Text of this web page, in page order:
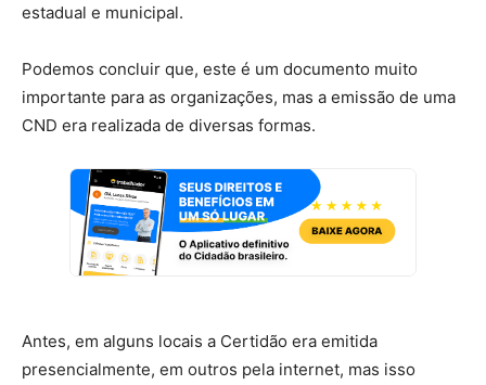
estadual e municipal.
Podemos concluir que, este é um documento muito
importante para as organizações, mas a emissão de uma
CND era realizada de diversas formas.
Antes, em alguns locais a Certidão era emitida
presencialmente, em outros pela internet, mas isso